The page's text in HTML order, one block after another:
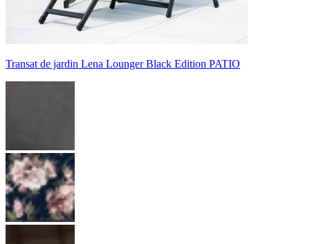
Transat de jardin Lena Lounger Black Edition PATIO